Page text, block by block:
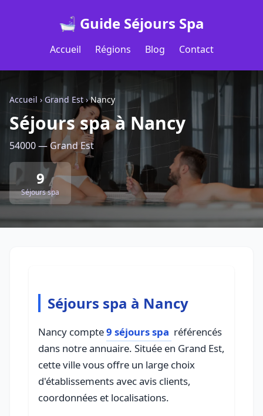
🛁 Guide Séjours Spa
Accueil Régions Blog Contact
Accueil › Grand Est›Nancy
Séjours spa à Nancy
54000 — Grand Est
9
Séjours spa
Séjours spa à Nancy
Nancy compte9 séjours spa référencés
dans notre annuaire. Située en Grand Est,
cette ville vous offre un large choix
d'établissements avec avis clients,
coordonnées et localisations.